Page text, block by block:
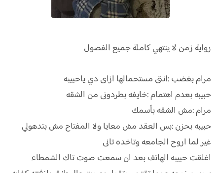
رواية زمن لا ينتهي كاملة جميع الفصول
مرام بغضب :انتى مستحمالها ازاى دي ياحبيبه
حبيبه بعدم اهتمام :خايفه بطردونى من الشقه
مرام :مش الشقه بأسمك
حبيبه بحزن :بس العقد مش معايا ولا المفتاح مش بتدهولي
غير لما اروح الجامعه وتاخده تانى
اغلقت حبيبه الهاتف بعد ان سمعت صوت تاك الشمطاء